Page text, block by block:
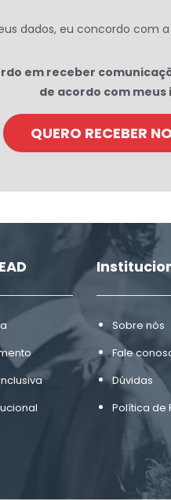
dados, eu concordo com a
em receber
de acordo com meus
Sobre nós
Fale
Dúvidas
Política de